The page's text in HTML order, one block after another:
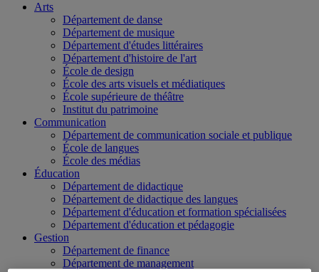
Arts
Département de danse
Département de musique
Département d'études littéraires
Département d'histoire de l'art
École de design
École des arts visuels et médiatiques
École supérieure de théâtre
Institut du patrimoine
Communication
Département de communication sociale et publique
École de langues
École des médias
Éducation
Département de didactique
Département de didactique des langues
Département d'éducation et formation spécialisées
Département d'éducation et pédagogie
Gestion
Département de finance
Département de management